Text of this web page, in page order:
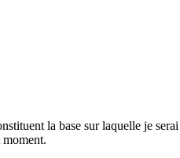
la base sur laquelle je
moment.